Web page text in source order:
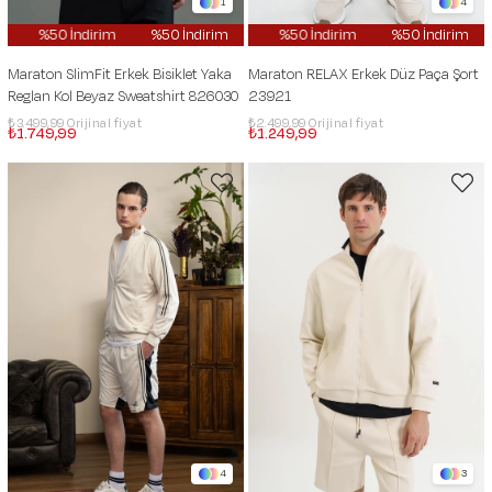
%50 İndirim %50 İndirim %50 İndirim %50 İndirim
Maraton SlimFit Erkek Bisiklet Yaka
Reglan Kol Beyaz Sweatshirt 826030
₺1.749,99
₺3.499,99
%50 İndirim %50 İndirim
%50 İndirim
Maraton RELAX Erkek Düz Paça Şort
23921
₺1.249,99
₺2.499,99
4 3